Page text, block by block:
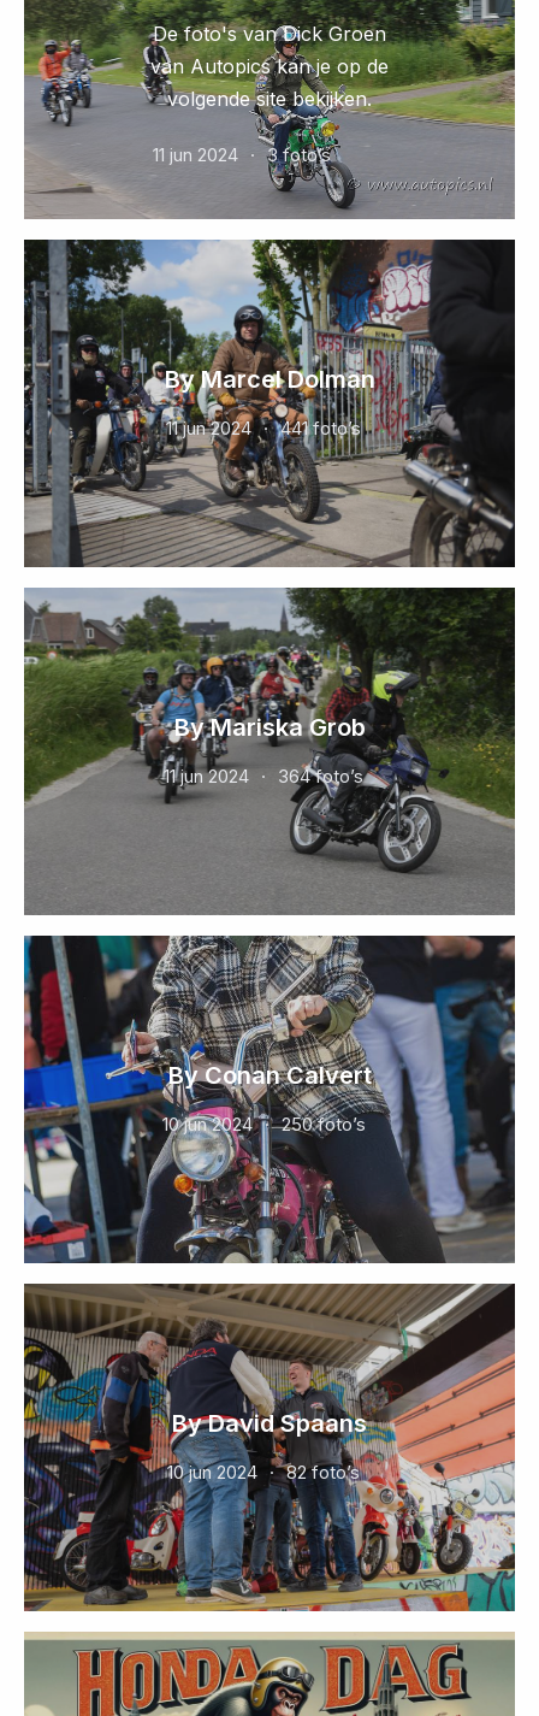
De foto's van Dick Groen
van Autopics kan je op de
volgende site bekijken.
11 jun 2024 3 foto’s
By Marcel Dolman
11 jun 2024 441 foto’s
By Mariska Grob
11 jun 2024 364 foto’s
By Conan Calvert
10 jun 2024 250 foto’s
By David Spaans
10 jun 2024 82 foto’s